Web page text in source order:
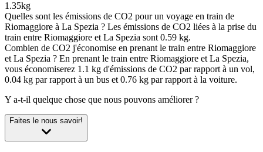
1.35kg
Quelles sont les émissions de CO2 pour un voyage en train de
Riomaggiore à La Spezia ? Les émissions de CO2 liées à la prise du
train entre Riomaggiore et La Spezia sont 0.59 kg.
Combien de CO2 j'économise en prenant le train entre Riomaggiore
et La Spezia ? En prenant le train entre Riomaggiore et La Spezia,
vous économiserez 1.1 kg d'émissions de CO2 par rapport à un vol,
0.04 kg par rapport à un bus et 0.76 kg par rapport à la voiture.
Y a-t-il quelque chose que nous pouvons améliorer ?
Faites le nous savoir!